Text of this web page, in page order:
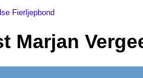
Fierljepbond
Marjan